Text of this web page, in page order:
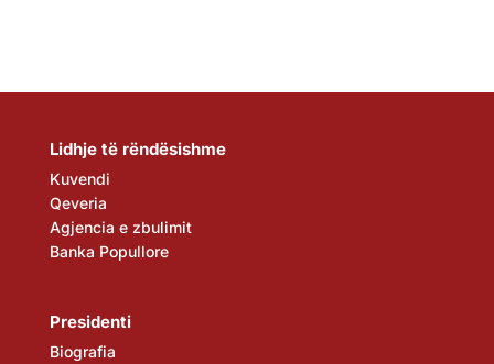
Lidhje të rëndësishme
Kuvendi
Qeveria
Agjencia e zbulimit
Banka Popullore
Presidenti
Biografia